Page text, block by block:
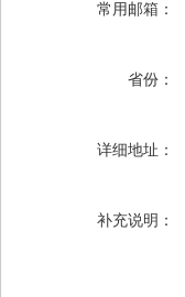
常用邮箱：
省份：
详细地址：
补充说明：